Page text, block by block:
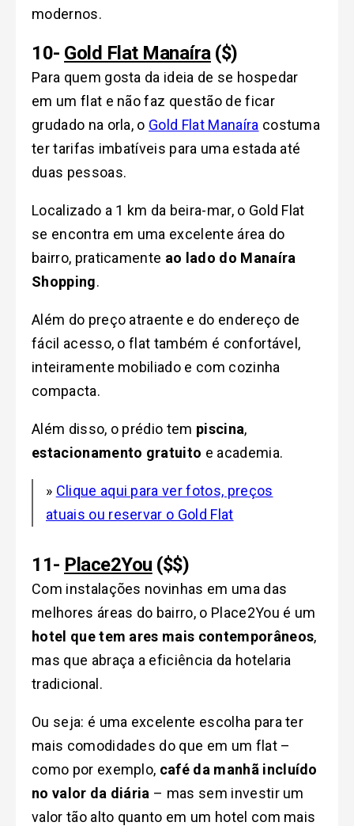
modernos.
10- Gold Flat Manaíra($)
Para quem gosta da ideia de se hospedar
em um flat e não faz questão de ficar
grudado na orla, o Gold Flat Manaíra costuma
ter tarifas imbatíveis para uma estada até
duas pessoas.
Localizado a 1 km da beira-mar, o Gold Flat
se encontra em uma excelente área do
bairro, praticamente ao lado do Manaíra
Shopping.
Além do preço atraente e do endereço de
fácil acesso, o flat também é confortável,
inteiramente mobiliado e com cozinha
compacta.
Além disso, o prédio tem piscina,
estacionamento gratuito e academia.
» Clique aqui para ver fotos, preços
atuais ou reservar o Gold Flat
11- Place2You ($$)
Com instalações novinhas em uma das
melhores áreas do bairro, o Place2You é um
hotel que tem ares mais contemporâneos,
mas que abraça a eficiência da hotelaria
tradicional.
Ou seja: é uma excelente escolha para ter
mais comodidades do que em um flat –
como por exemplo, café da manhã incluído
no valor da diária – mas sem investir um
valor tão alto quanto em um hotel com mais